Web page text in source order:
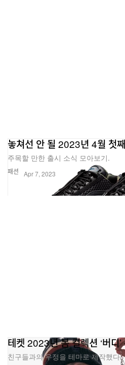
패션
놓쳐선 안 될 2023년 4월 첫
주목할 만한 출시 소식 모아보기.
Apr 7, 2023
테켓 2023년 봄 컬렉션 ‘버디
친구들과의 우정을 테마로 제작했다.